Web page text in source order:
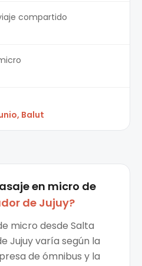
compartido
Balut
en micro de
de Jujuy?
micro desde Salta
Jujuy varía según la
de ómnibus y la